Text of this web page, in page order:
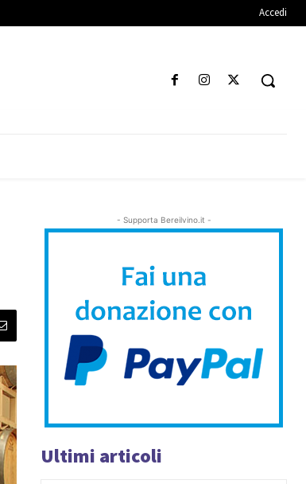
Accedi
- Supporta Bereilvino.it -
Ultimi articoli